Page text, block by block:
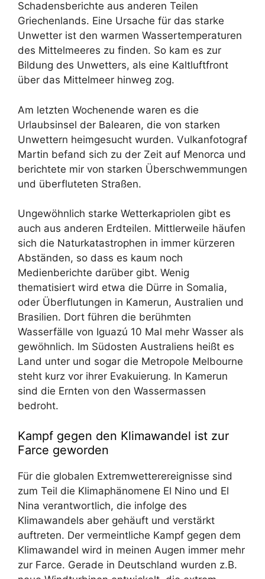
Schadensberichte aus anderen Teilen
Griechenlands. Eine Ursache für das starke
Unwetter ist den warmen Wassertemperaturen
des Mittelmeeres zu finden. So kam es zur
Bildung des Unwetters, als eine Kaltluftfront
über das Mittelmeer hinweg zog.
Am letzten Wochenende waren es die
Urlaubsinsel der Balearen, die von starken
Unwettern heimgesucht wurden. Vulkanfotograf
Martin befand sich zu der Zeit auf Menorca und
berichtete mir von starken Überschwemmungen
und überfluteten Straßen.
Ungewöhnlich starke Wetterkapriolen gibt es
auch aus anderen Erdteilen. Mittlerweile häufen
sich die Naturkatastrophen in immer kürzeren
Abständen, so dass es kaum noch
Medienberichte darüber gibt. Wenig
thematisiert wird etwa die Dürre in Somalia,
oder Überflutungen in Kamerun, Australien und
Brasilien. Dort führen die berühmten
Wasserfälle von Iguazú 10 Mal mehr Wasser als
gewöhnlich. Im Südosten Australiens heißt es
Land unter und sogar die Metropole Melbourne
steht kurz vor ihrer Evakuierung. In Kamerun
sind die Ernten von den Wassermassen
bedroht.
Kampf gegen den Klimawandel ist zur
Farce geworden
Für die globalen Extremwetterereignisse sind
zum Teil die Klimaphänomene El Nino und El
Nina verantwortlich, die infolge des
Klimawandels aber gehäuft und verstärkt
auftreten. Der vermeintliche Kampf gegen dem
Klimawandel wird in meinen Augen immer mehr
zur Farce. Gerade in Deutschland wurden z.B.